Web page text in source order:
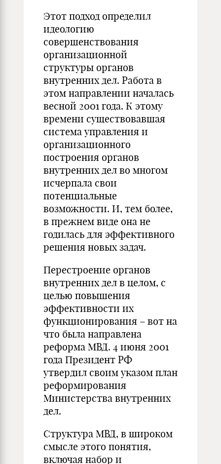
Этот подход определил
идеологию
совершенствования
организационной
структуры органов
внутренних дел. Работа в
этом направлении началась
весной 2001 года. К этому
времени существовавшая
система управления и
организационного
построения органов
внутренних дел во многом
исчерпала свои
потенциальные
возможности. И, тем более,
в прежнем виде она не
годилась для эффективного
решения новых задач.
Перестроение органов
внутренних дел в целом, с
целью повышения
эффективности их
функционирования – вот на
что была направлена
реформа МВД. 4 июня 2001
года Президент РФ
утвердил своим указом план
реформирования
Министерства внутренних
дел.
Структура МВД, в широком
смысле этого понятия,
включая набор и